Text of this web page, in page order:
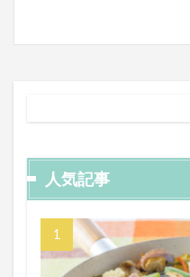
人気記事